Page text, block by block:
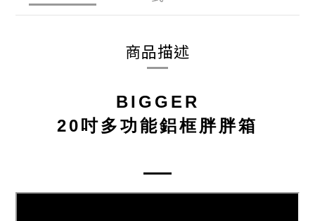
商品描述
BIGGER
20吋多功能鋁框胖胖箱